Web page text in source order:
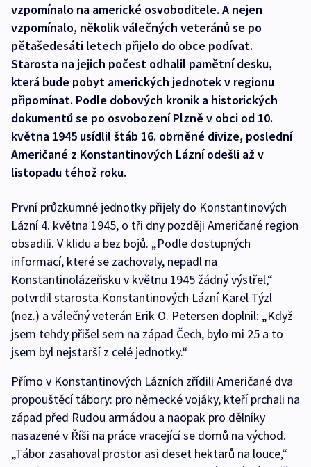
vzpomínalo na americké osvoboditele. A nejen
vzpomínalo, několik válečných veteránů se po
pětašedesáti letech přijelo do obce podívat.
Starosta na jejich počest odhalil pamětní desku,
která bude pobyt amerických jednotek v regionu
připomínat. Podle dobových kronik a historických
dokumentů se po osvobození Plzně v obci od 10.
května 1945 usídlil štáb 16. obrněné divize, poslední
Američané z Konstantinových Lázní odešli až v
listopadu téhož roku.
První průzkumné jednotky přijely do Konstantinových
Lázní 4. května 1945, o tři dny později Američané region
obsadili. V klidu a bez bojů. „Podle dostupných
informací, které se zachovaly, nepadl na
Konstantinolázeňsku v květnu 1945 žádný výstřel,“
potvrdil starosta Konstantinových Lázní Karel Týzl
(nez.) a válečný veterán Erik O. Petersen doplnil: „Když
jsem tehdy přišel sem na západ Čech, bylo mi 25 a to
jsem byl nejstarší z celé jednotky.“
Přímo v Konstantinových Lázních zřídili Američané dva
propouštěcí tábory: pro německé vojáky, kteří prchali na
západ před Rudou armádou a naopak pro dělníky
nasazené v Říši na práce vracející se domů na východ.
„Tábor zasahoval prostor asi deset hektarů na louce,“